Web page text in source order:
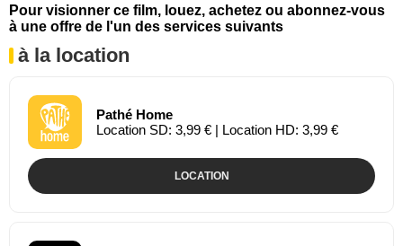
Pour visionner ce film, louez, achetez ou abonnez-vous
à une offre de l'un des services suivants
à la location
Pathé Home
Location SD: 3,99 € | Location HD: 3,99 €
LOCATION